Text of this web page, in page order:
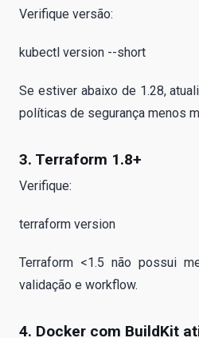
Verifique versão:
kubectl version --short
Se estiver abaixo de 1.28,
políticas de segurança menos
3. Terraform 1.8+
Verifique:
terraform version
Terraform <1.5 não possui
validação e workflow.
4. Docker com BuildKit